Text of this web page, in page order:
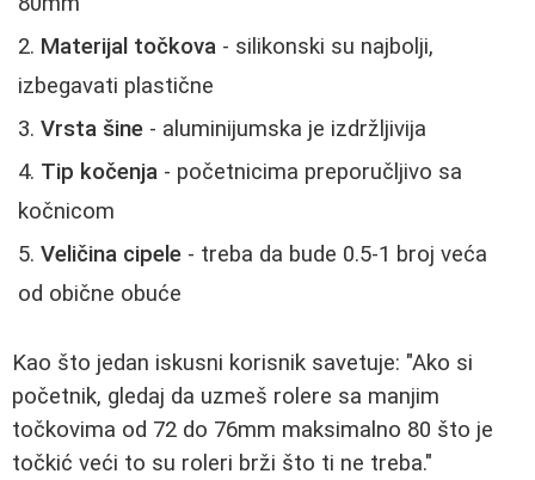
Materijal točkova - silikonski su najbolji,
izbegavati plastične
Vrsta šine - aluminijumska je izdržljivija
Tip kočenja - početnicima preporučljivo sa
kočnicom
Veličina cipele - treba da bude 0.5-1 broj veća
od obične obuće
Kao što jedan iskusni korisnik savetuje: "Ako si
početnik, gledaj da uzmeš rolere sa manjim
točkovima od 72 do 76mm maksimalno 80 što je
točkić veći to su roleri brži što ti ne treba."